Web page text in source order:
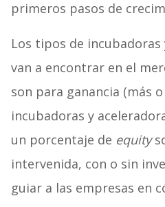
primeros pasos de
Los tipos de incubadoras
van a encontrar en el
son para ganancia (más
incubadoras y
un porcentaje de equity
intervenida, con o sin
guiar a las empresas en